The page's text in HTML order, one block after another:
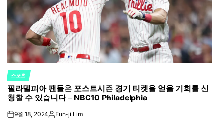
POSTED
IN
스포츠
필라델피아 팬들은 포스트시즌 경기 티켓을 얻을 기회를 신
청할 수 있습니다 – NBC10 Philadelphia
on9월 18, 2024Posted
Eun-ji Lim